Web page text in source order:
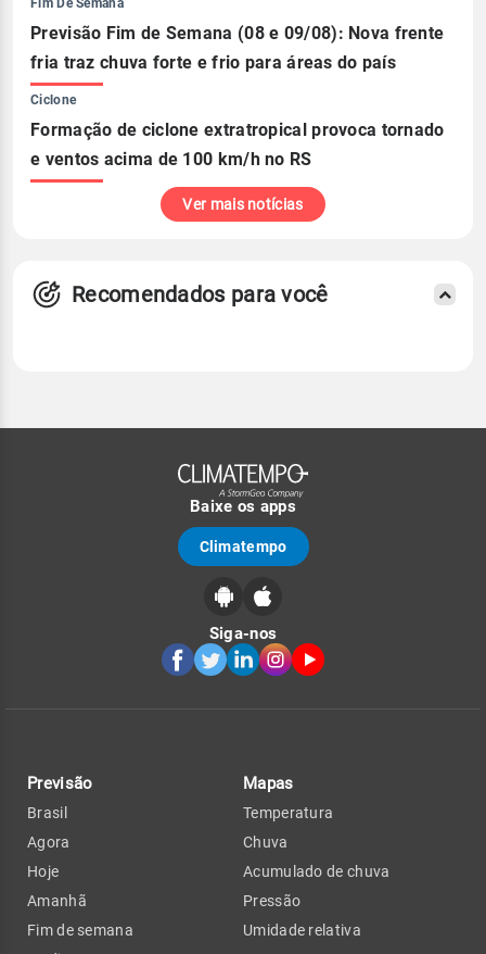
Fim De Semana
Previsão Fim de Semana (08 e 09/08): Nova frente
fria traz chuva forte e frio para áreas do país
Ciclone
Formação de ciclone extratropical provoca tornado
e ventos acima de 100 km/h no RS
Ver mais notícias
Recomendados para você
Baixe os apps
Climatempo
Siga-nos
Previsão
Brasil
Agora
Hoje
Amanhã
Fim de semana
Mapas
Temperatura
Chuva
Acumulado de chuva
Pressão
Umidade relativa